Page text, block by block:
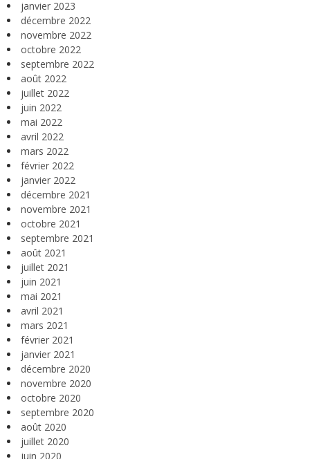
janvier 2023
décembre 2022
novembre 2022
octobre 2022
septembre 2022
août 2022
juillet 2022
juin 2022
mai 2022
avril 2022
mars 2022
février 2022
janvier 2022
décembre 2021
novembre 2021
octobre 2021
septembre 2021
août 2021
juillet 2021
juin 2021
mai 2021
avril 2021
mars 2021
février 2021
janvier 2021
décembre 2020
novembre 2020
octobre 2020
septembre 2020
août 2020
juillet 2020
juin 2020